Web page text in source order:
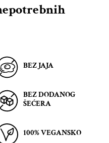
BEZ JAJA
BEZ DODANOG
ŠEĆERA
100% VEGANSKO